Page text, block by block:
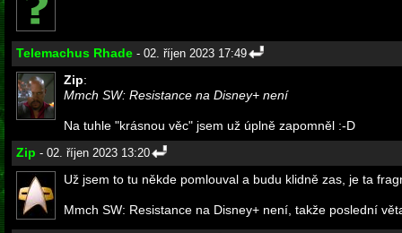
Telemachus Rhade - 02. říjen 2023 17:49
Zip:
Mmch SW: Resistance na Disney+ není
Na tuhle "krásnou věc" jsem už úplně zapomněl :-D
Zip - 02. říjen 2023 13:20
Už jsem to tu někde pomlouval a budu klidně zas, je ta
Mmch SW: Resistance na Disney+ není, takže poslední